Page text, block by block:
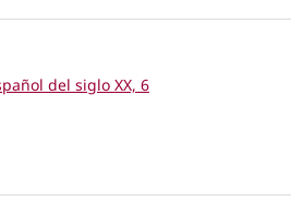
del siglo XX, 6